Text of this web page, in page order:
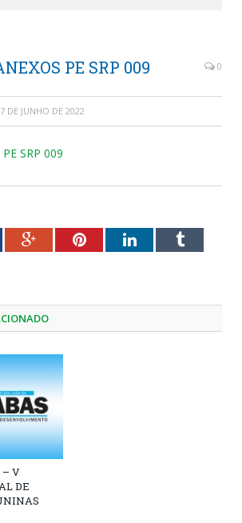
PE SRP 009 0
DE JUNHO DE 2022
SRP 009
Google+PinterestLinkedInTumblr
– V
DE